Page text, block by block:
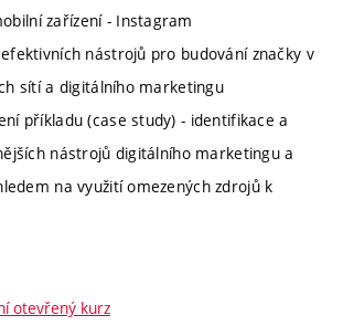
zařízení - Instagram
nástrojů pro budování značky v
sítí a digitálního marketingu
příkladu (case study) - identifikace a
nástrojů digitálního marketingu a
na využití omezených zdrojů k
otevřený kurz